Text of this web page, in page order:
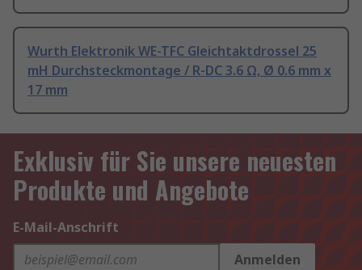
Wurth Elektronik WE-TFC Gleichtaktdrossel 25
mH Durchsteckmontage / R-DC 3.6 Ω, Ø 0.6 mm x
17 mm
Exklusiv für Sie unsere neuesten
Produkte und Angebote
E-Mail-Anschrift
Anmelden